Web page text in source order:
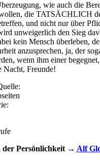
wie auch die
die TATSÄCHLICH
und nicht nur über
unweigerlich den Sieg
kein Mensch überleben,
anzusprechen, ja, der
wenn ihm einer
Nacht, Freunde!
der Persönlichkeit → Alf